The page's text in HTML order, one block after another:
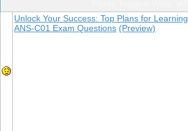
Unlock Your Success: Top Plans for Learning
ANS-C01 Exam Questions (Preview)